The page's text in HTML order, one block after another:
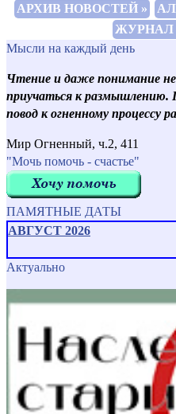
АРХИВ НОВОСТЕЙ »
ЖУРНАЛ
Мысли на каждый день
Чтение и даже понимание
приучаться к размышлению.
повод к огненному процессу
Мир Огненный, ч.2, 411
"Мочь помочь - счастье"
ПАМЯТНЫЕ ДАТЫ
АВГУСТ 2026
Актуально